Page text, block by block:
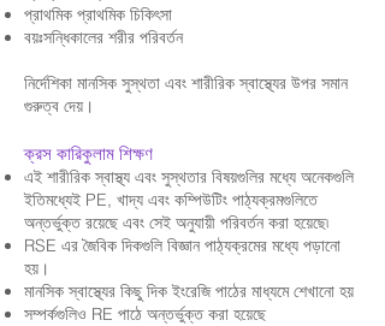
প্রাথমিক প্রাথমিক চিকিৎসা
বয়ঃসন্ধিকালের শরীর পরিবর্তন
নির্দেশিকা মানসিক সুস্থতা এবং শারীরিক স্বাস্থ্যের উপর সমান
গুরুত্ব দেয়।
ক্রস কারিকুলাম শিক্ষণ
এই শারীরিক স্বাস্থ্য এবং সুস্থতার বিষয়গুলির মধ্যে অনেকগুলি
ইতিমধ্যেই PE, খাদ্য এবং কম্পিউটিং পাঠ্যক্রমগুলিতে
অন্তর্ভুক্ত রয়েছে এবং সেই অনুযায়ী পরিবর্তন করা হয়েছে৷
RSE এর জৈবিক দিকগুলি বিজ্ঞান পাঠ্যক্রমের মধ্যে পড়ানো
হয়।
মানসিক স্বাস্থ্যের কিছু দিক ইংরেজি পাঠের মাধ্যমে শেখানো হয়
সম্পর্কগুলিও RE পাঠে অন্তর্ভুক্ত করা হয়েছে